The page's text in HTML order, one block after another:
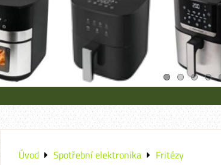
Úvod Spotřební elektronika Fritézy